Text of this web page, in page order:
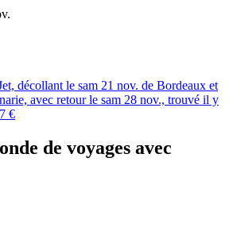
décollant le sam 21 nov. de Bordeaux et
avec retour le sam 28 nov., trouvé il y
€
de voyages avec